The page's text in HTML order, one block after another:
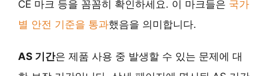
CE 마크 등을 꼼꼼히 확인하세요. 이 마크들은 국가
별 안전 기준을 통과했음을 의미합니다.
AS 기간은 제품 사용 중 발생할 수 있는 문제에 대